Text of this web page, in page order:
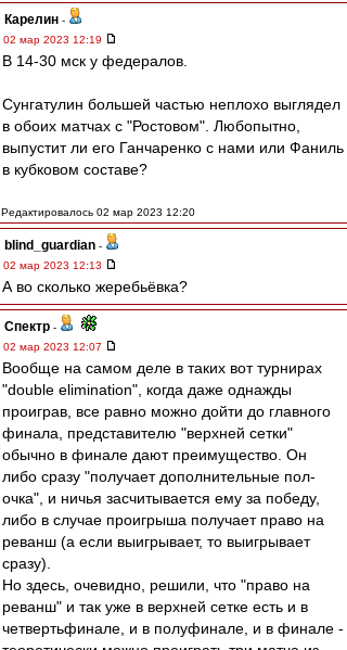
Карелин -
02 мар 2023 12:19
В 14-30 мск у федералов.
Сунгатулин большей частью неплохо выглядел
в обоих матчах с "Ростовом". Любопытно,
выпустит ли его Ганчаренко с нами или Фаниль
в кубковом составе?
Редактировалось 02 мар 2023 12:20
blind_guardian -
02 мар 2023 12:13
А во сколько жеребьёвка?
Спектр -
02 мар 2023 12:07
Вообще на самом деле в таких вот турнирах
"double elimination", когда даже однажды
проиграв, все равно можно дойти до главного
финала, представителю "верхней сетки"
обычно в финале дают преимущество. Он
либо сразу "получает дополнительные пол-
очка", и ничья засчитывается ему за победу,
либо в случае проигрыша получает право на
реванш (а если выигрывает, то выигрывает
сразу).
Но здесь, очевидно, решили, что "право на
реванш" и так уже в верхней сетке есть и в
четвертьфинале, и в полуфинале, и в финале -